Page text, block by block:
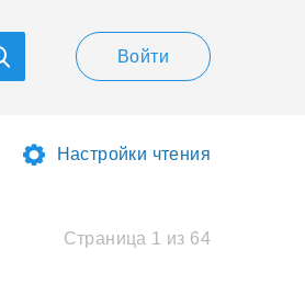
Войти
Настройки чтения
Страница 1 из 64